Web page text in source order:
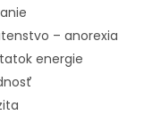
– anorexia
energie